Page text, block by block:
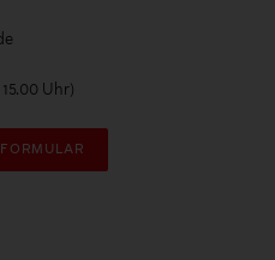
15.00 Uhr)